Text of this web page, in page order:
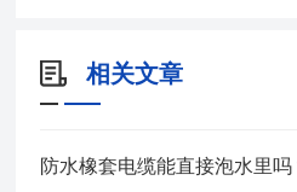
相关文章
防水橡套电缆能直接泡水里